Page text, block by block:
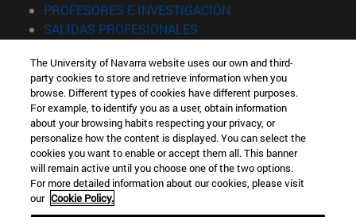
PROFESORES E INVESTIGACIÓN
SALIDAS PROFESIONALES
Información
TFNO +34 943 21 98 77
¿QUÉ GRADO TE INTERESA?
¿QUÉ MÁSTER TE INTERESA?
© Universidad de Navarra
Información legal
Accesibilidad
The University of Navarra website uses our own and third-
party cookies to store and retrieve information when you
browse. Different types of cookies have different purposes.
For example, to identify you as a user, obtain information
about your browsing habits respecting your privacy, or
personalize how the content is displayed. You can select the
cookies you want to enable or accept them all. This banner
will remain active until you choose one of the two options.
For more detailed information about our cookies, please visit
our Cookie Policy.